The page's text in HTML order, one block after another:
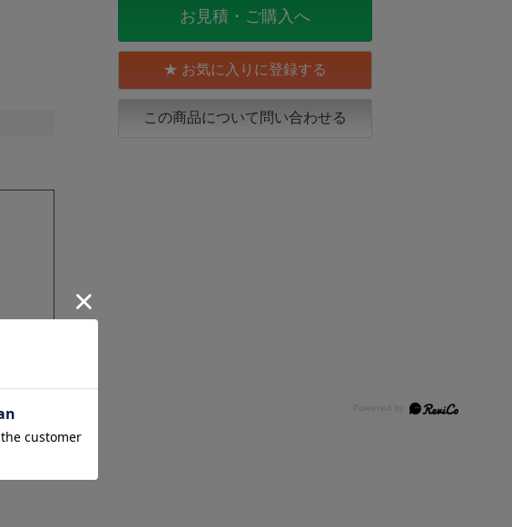
お見積・ご購入へ
この商品について問い合わせる
お気に入りに登録する